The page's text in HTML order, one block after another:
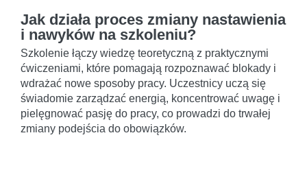
Jak działa proces zmiany nastawienia
i nawyków na szkoleniu?
Szkolenie łączy wiedzę teoretyczną z praktycznymi
ćwiczeniami, które pomagają rozpoznawać blokady i
wdrażać nowe sposoby pracy. Uczestnicy uczą się
świadomie zarządzać energią, koncentrować uwagę i
pielęgnować pasję do pracy, co prowadzi do trwałej
zmiany podejścia do obowiązków.